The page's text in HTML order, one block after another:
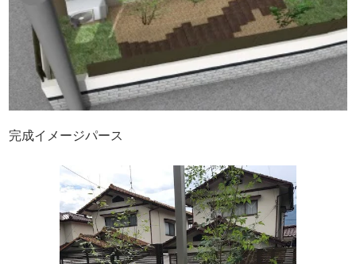
完成イメージパース